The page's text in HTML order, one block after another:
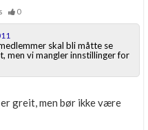
0
skal bli måtte se
men vi mangler innstillinger for
greit, men bør ikke være